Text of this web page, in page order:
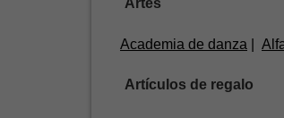
Artes
Academia de danza
Artículos de regalo